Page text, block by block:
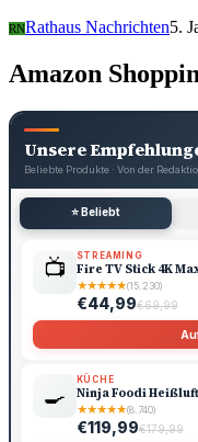
RNRathaus Nachrichten5.
Amazon
Unsere
Beliebte Produkte · Von der
⭐ Beliebt
📺 STREAMING
Fire TV Stick 4K
★★★★★(15.230)
€44,99€69,99
🍳
KÜCHE
Ninja Foodi
★★★★★(8.740)
€119,99€179,99